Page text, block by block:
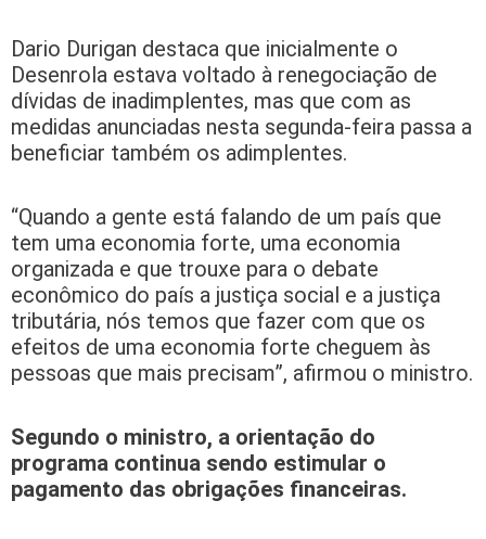
Dario Durigan destaca que inicialmente o
Desenrola estava voltado à renegociação de
dívidas de inadimplentes, mas que com as
medidas anunciadas nesta segunda-feira passa a
beneficiar também os adimplentes.
“Quando a gente está falando de um país que
tem uma economia forte, uma economia
organizada e que trouxe para o debate
econômico do país a justiça social e a justiça
tributária, nós temos que fazer com que os
efeitos de uma economia forte cheguem às
pessoas que mais precisam”, afirmou o ministro.
Segundo o ministro, a orientação do
programa continua sendo estimular o
pagamento das obrigações financeiras.